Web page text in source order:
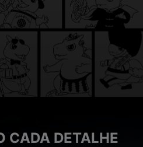
CADA DETALHE